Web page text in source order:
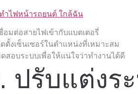
าไฟหน้ารถยนต์ ใกล้ฉัน
อมต่อสายไฟเข้ากับแบตเตอรี่
ตั้งเซ็นเซอร์ในตำแหน่งที่เหมาะสม
สอบระบบเพื่อให้แน่ใจว่าทำงานได้ดี
ปรับแต่งร